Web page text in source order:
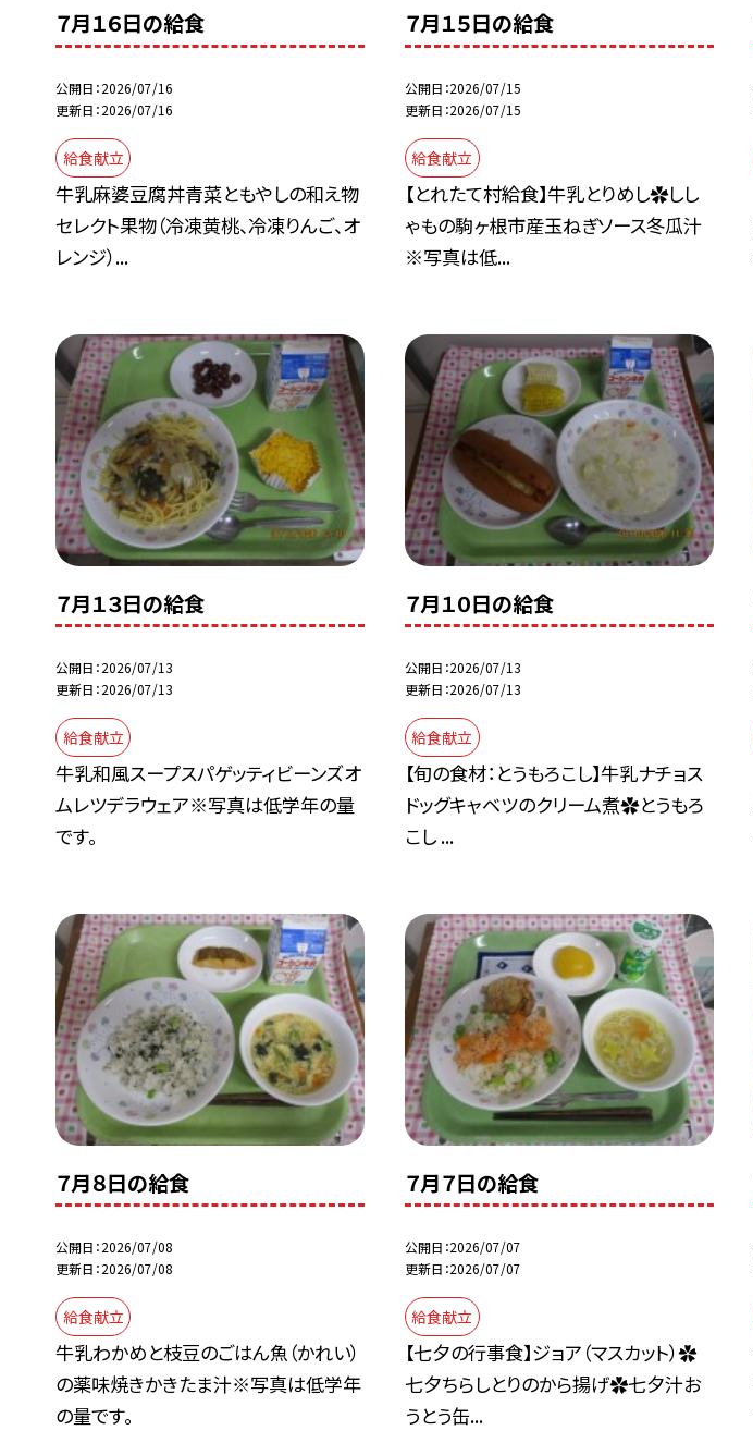
７月１６日の給食
公開日 2026/07/16
更新日 2026/07/16
給食献立
牛乳麻婆豆腐丼青菜ともやしの和え物
セレクト果物（冷凍黄桃、冷凍りんご、オ
レンジ）...
７月１５日の給食
公開日 2026/07/15
更新日 2026/07/15
給食献立
【とれたて村給食】牛乳とりめし✿しし
ゃもの駒ヶ根市産玉ねぎソース冬瓜汁
※写真は低...
７月１３日の給食
公開日 2026/07/13
更新日 2026/07/13
給食献立
牛乳和風スープスパゲッティビーンズオ
ムレツデラウェア※写真は低学年の量
です。
７月１０日の給食
公開日 2026/07/13
更新日 2026/07/13
給食献立
【旬の食材：とうもろこし】牛乳ナチョス
ドッグキャベツのクリーム煮✿とうもろ
こし ...
７月８日の給食
公開日 2026/07/08
更新日 2026/07/08
給食献立
牛乳わかめと枝豆のごはん魚（かれい）
の薬味焼きかきたま汁※写真は低学年
の量です。
７月７日の給食
公開日 2026/07/07
更新日 2026/07/07
給食献立
【七夕の行事食】ジョア（マスカット）✿
七夕ちらしとりのから揚げ✿七夕汁お
うとう缶...